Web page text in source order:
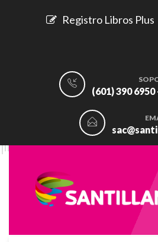
Registro Libros Plus
(601) 390 6950